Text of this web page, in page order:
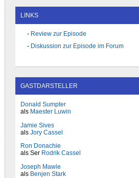
LINKS
Review zur Episode
Diskussion zur Episode im Forum
GASTDARSTELLER
Donald Sumpter
als Maester Luwin
Jamie Sives
als Jory Cassel
Ron Donachie
als Ser Rodrik Cassel
Joseph Mawle
als Benjen Stark